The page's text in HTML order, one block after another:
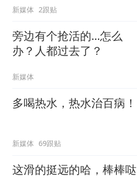
新媒体 2跟贴
旁边有个抢活的…怎么
办？人都过去了？
新媒体
多喝热水，热水治百病！
新媒体 69跟贴
这滑的挺远的哈，棒棒哒